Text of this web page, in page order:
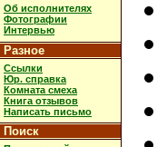
Об исполнителях
Фотографии
Интервью
Разное
Ссылки
Юр. справка
Комната смеха
Книга отзывов
Написать письмо
Поиск